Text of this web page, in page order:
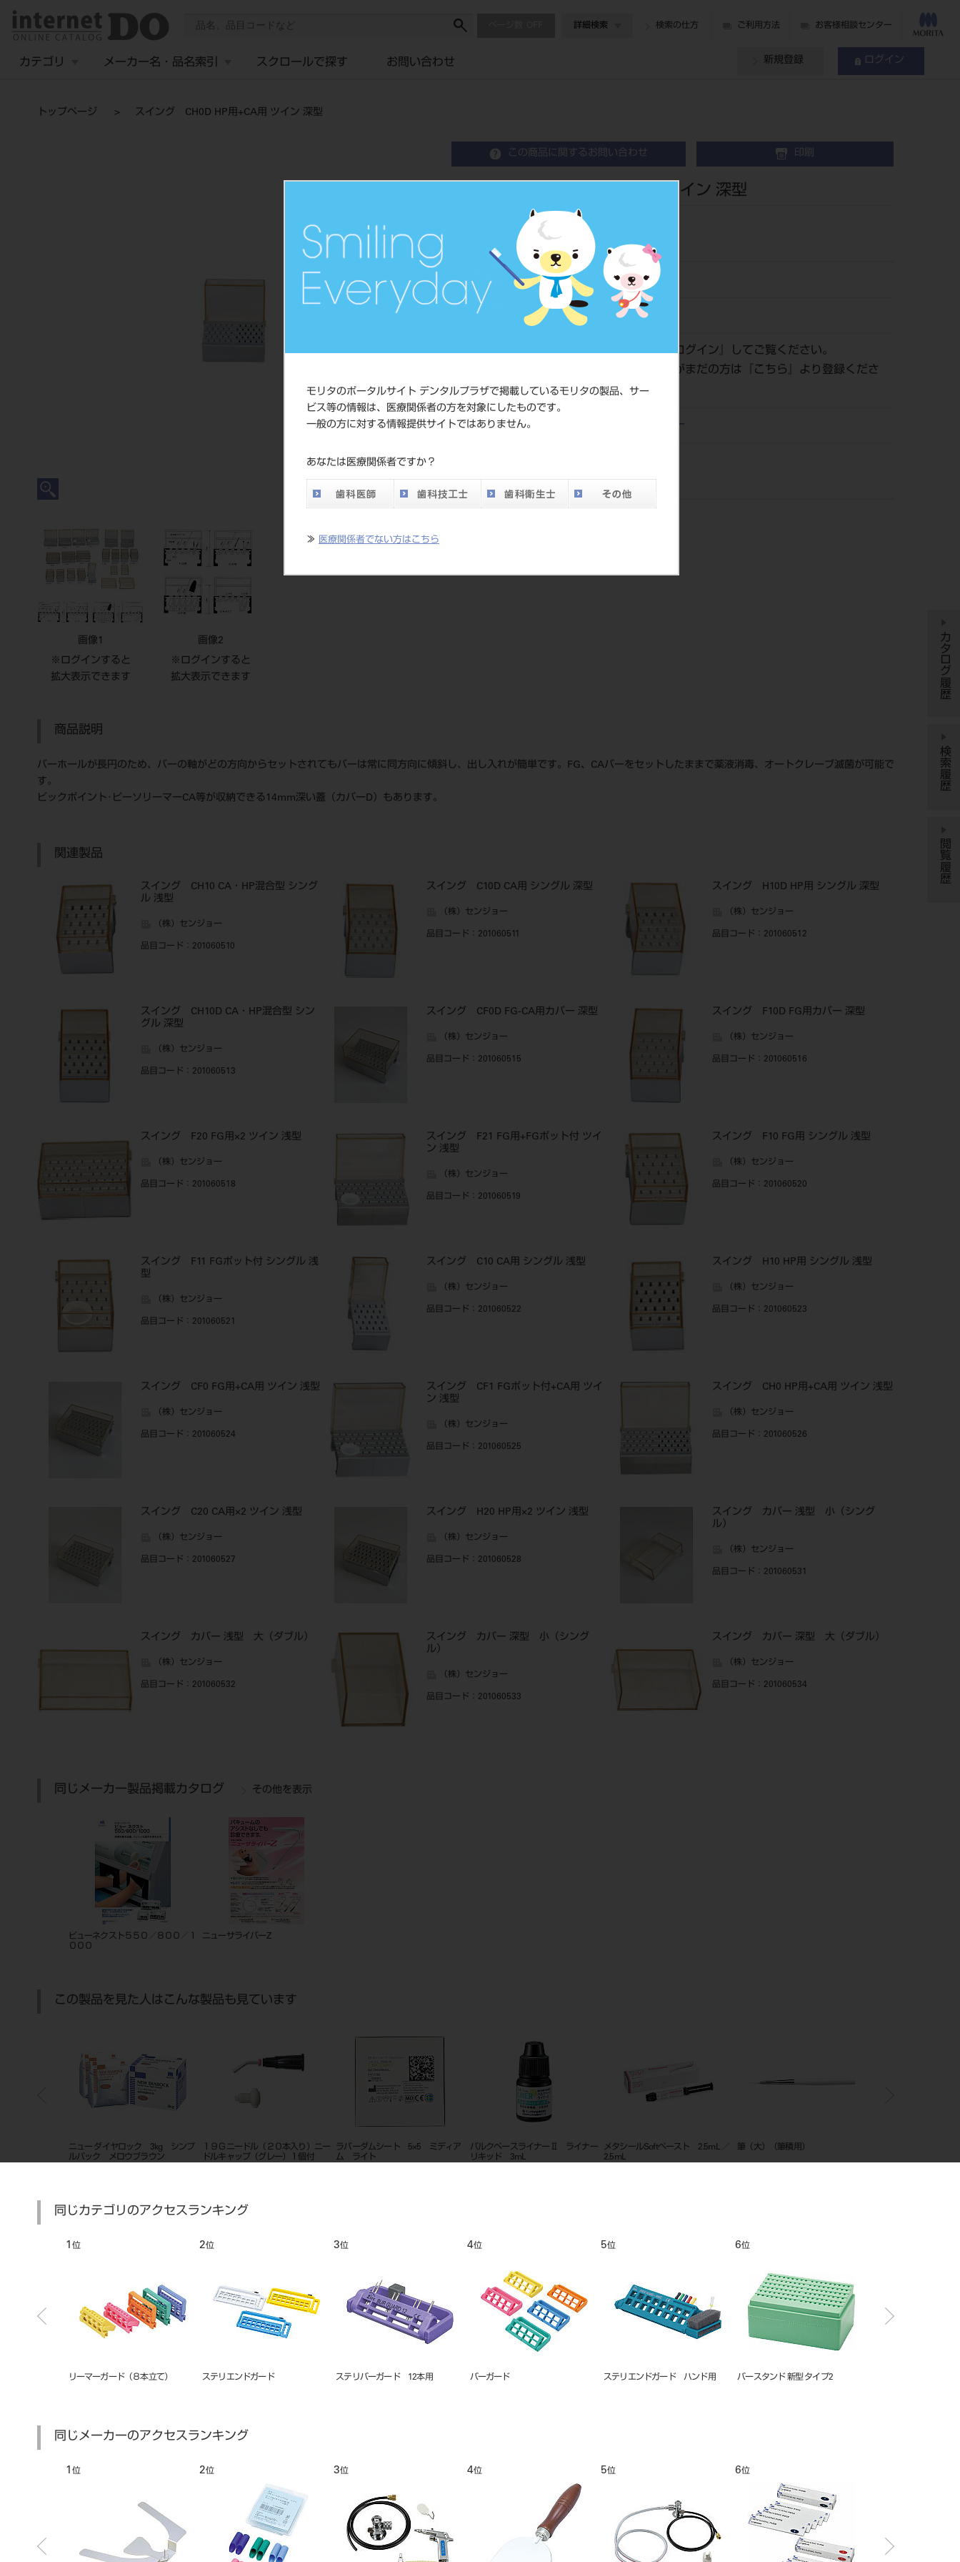
モリタのポータルサイト デンタルプラザで掲載しているモリタの製品、サー
ビス等の情報は、医療関係者の方を対象にしたものです。
一般の方に対する情報提供サイトではありません。
あなたは医療関係者ですか？
≫ 医療関係者でない方はこちら
詳細検索 検索の仕方 ご利用方法 お客様相談センター
カテゴリ メーカー名・品名索引 スクロールで探す お問い合わせ 新規登録 ログイン
トップページ スイング CH0D HP用+CA用 ツイン 深型
この商品に関するお問い合わせ 印刷
スイング CH0D HP用+CA用 ツイン 深型
Metal Bur Stand
メタルバースタンド
品目コード 201060514
JAN/EANコード 4528373011172
価格の確認は『ログイン 』してご覧ください。
ネット会員登録がまだの方は『
こちら
』より登録くださ
い。
メーカー （株）センジョー
ジ
画像1
※ログインすると
拡大表示できます
画像2
※ログインすると
拡大表示できます
商品説明
バーホールが長円のため、バーの軸がどの方向からセットされてもバーは常に同方向に傾斜し、出し入れが簡単です。FG、CAバーをセットしたままで薬液消毒、オートクレーブ滅菌が可能で
す。
ビックポイント･ピーソリーマーCA等が収納できる14mm深い蓋（カバーD）もあります。
関連製品
スイング CH10 CA・HP混合型 シング
ル 浅型
（株）センジョー
品目コード ：201060510
スイング C10D CA用 シングル 深型
（株）センジョー
品目コード ：201060511
スイング H10D HP用 シングル 深型
（株）センジョー
品目コード ：201060512
スイング CH10D CA・HP混合型 シン
グル 深型
（株）センジョー
品目コード ：201060513
スイング CF0D FG-CA用カバー 深型
（株）センジョー
品目コード ：201060515
スイング F10D FG用カバー 深型
（株）センジョー
品目コード ：201060516
スイング F20 FG用×2 ツイン 浅型
（株）センジョー
品目コード ：201060518
スイング F21 FG用+FGポット付 ツイ
ン 浅型
（株）センジョー
品目コード ：201060519
スイング F10 FG用 シングル 浅型
（株）センジョー
品目コード ：201060520
スイング F11 FGポット付 シングル 浅
型
（株）センジョー
品目コード ：201060521
スイング C10 CA用 シングル 浅型
（株）センジョー
品目コード ：201060522
スイング H10 HP用 シングル 浅型
（株）センジョー
品目コード ：201060523
スイング CF0 FG用+CA用 ツイン 浅型
（株）センジョー
品目コード ：201060524
スイング CF1 FGポット付+CA用 ツイ
ン 浅型
（株）センジョー
品目コード ：201060525
スイング CH0 HP用+CA用 ツイン 浅型
（株）センジョー
品目コード ：201060526
スイング C20 CA用×2 ツイン 浅型
（株）センジョー
品目コード ：201060527
スイング H20 HP用×2 ツイン 浅型
（株）センジョー
品目コード ：201060528
スイング カバー 浅型 小（シング
ル）
（株）センジョー
品目コード ：201060531
スイング カバー 浅型 大（ダブル）
（株）センジョー
品目コード ：201060532
スイング カバー 深型 小（シング
ル）
（株）センジョー
品目コード ：201060533
スイング カバー 深型 大（ダブル）
（株）センジョー
品目コード ：201060534
同じメーカー製品掲載カタログ その他を表示
ビューネクスト５５０／８００／１
０００
ニューサライバーZ
この製品を見た人はこんな製品も見ています
１９Ｇニードル（２０本入り）ニー
ドルキャップ（グレー）１個付
ラバーダムシート 5×5 ミディア
ム ライト
バルクベースライナーⅡ ライナー
リキッド 3mL
メタシールSoftペースト 2.5mL ／
筆（大）（筆積用）
エンドガード／アシスト用スポン
同じカテゴリのアクセスランキング
2
ステリエンドガード
3
ステリバーガード 12本用
4
バーガード
5
ステリエンドガード ハンド用
6
バースタンド 新型 タイプ2
7
バースタンド セイフティ２
同じメーカーのアクセスランキング
カタログ履歴
検索履歴
閲覧履歴